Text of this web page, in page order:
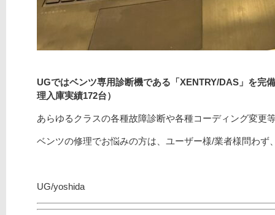
UGではベンツ専用診断機である「XENTRY/DAS」を完
理入庫実績172台）
あらゆるクラスの各種故障診断や各種コーディング変更
ベンツの修理でお悩みの方は、ユーザー様/業者様問わず
UG/yoshida